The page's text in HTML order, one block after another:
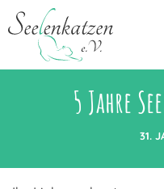
5 Jahre
31.